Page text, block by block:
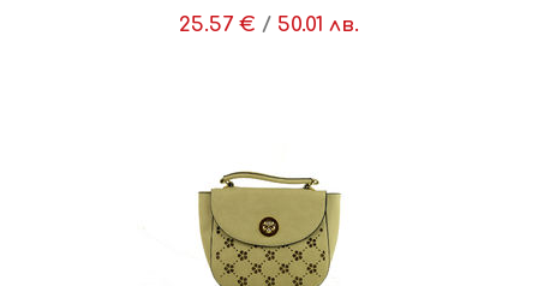
25.57 € / 50.01 лв.